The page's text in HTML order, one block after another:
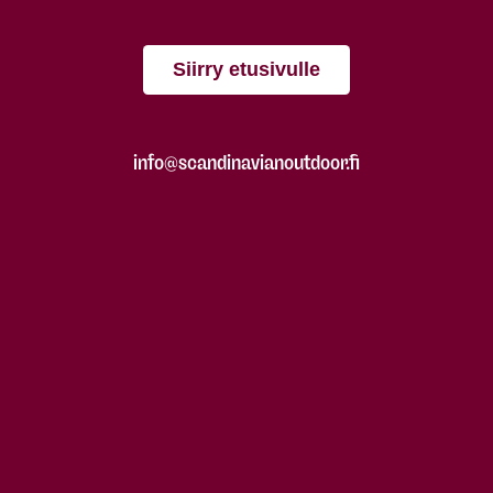
Siirry etusivulle
info@scandinavianoutdoor.fi